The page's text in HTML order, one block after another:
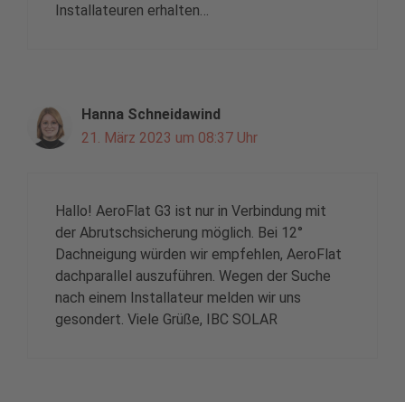
Installateuren erhalten…
Hanna Schneidawind
21. März 2023 um 08:37 Uhr
Hallo! AeroFlat G3 ist nur in Verbindung mit
der Abrutschsicherung möglich. Bei 12°
Dachneigung würden wir empfehlen, AeroFlat
dachparallel auszuführen. Wegen der Suche
nach einem Installateur melden wir uns
gesondert. Viele Grüße, IBC SOLAR